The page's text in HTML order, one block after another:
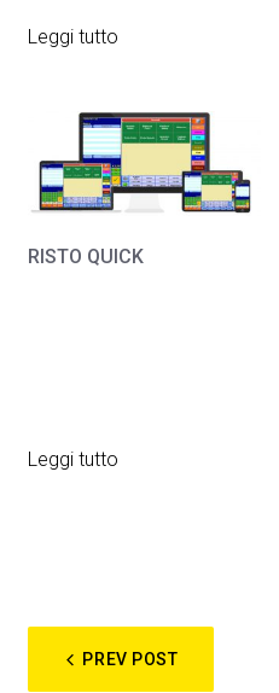
Leggi tutto
RISTO QUICK
Leggi tutto
ARTICOLI
PREV POST